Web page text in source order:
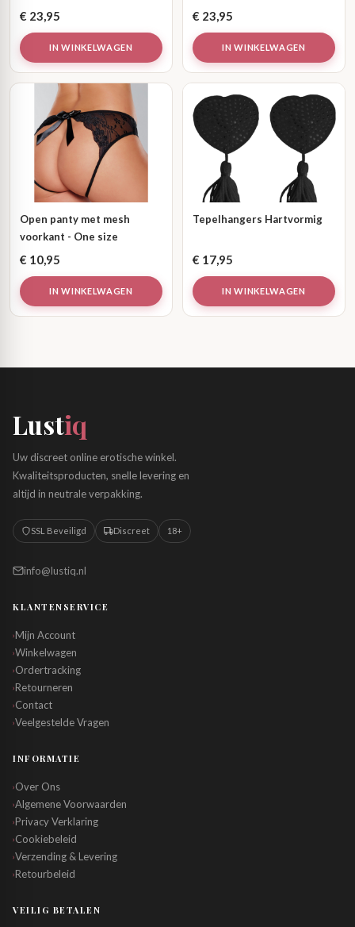
€ 23,95
IN WINKELWAGEN
€ 23,95
IN WINKELWAGEN
Open panty met mesh
voorkant - One size
€ 10,95
IN WINKELWAGEN
Tepelhangers Hartvormig
€ 17,95
IN WINKELWAGEN
Lustiq
Uw discreet online erotische winkel.
Kwaliteitsproducten, snelle levering en
altijd in neutrale verpakking.
SSL Beveiligd Discreet 18+
info@lustiq.nl
KLANTENSERVICE
›Mijn Account
›Winkelwagen
›Ordertracking
›Retourneren
›Contact
›Veelgestelde Vragen
INFORMATIE
›Over Ons
›Algemene Voorwaarden
›Privacy Verklaring
›Cookiebeleid
›Verzending & Levering
›Retourbeleid
VEILIG BETALEN